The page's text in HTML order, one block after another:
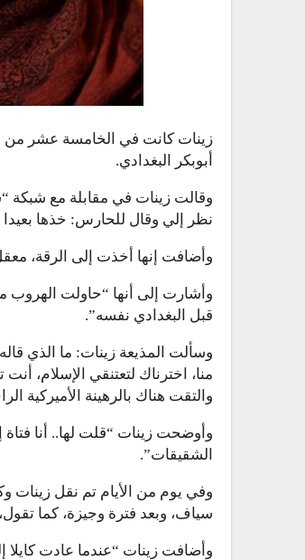
زينات كانت في الخامسة عشر من
أبوبكر البغدادي.
وقالت زينات في مقابلة مع شبكة
نظر إلي وقال للحارس: خذها بعيدا
وأضافت إنها أخذت إلى الرقة،
وأشارت إلى أنها “حاولت
قبل البغدادي نفسه”.
وسألت المذيعة زينات: ما الذي
منا، اخترناك لتعتنقي الإسلام،
والتقت هناك بالرهينة الأميركية
وأوضحت زينات “قلت لها.. أنا فتاة
الشقيقات”.
وفي يوم من الأيام تم نقل زينات
سياف، وبعد فترة وجيزة، كما
وأضافت زينات “عندما عادت كايلا